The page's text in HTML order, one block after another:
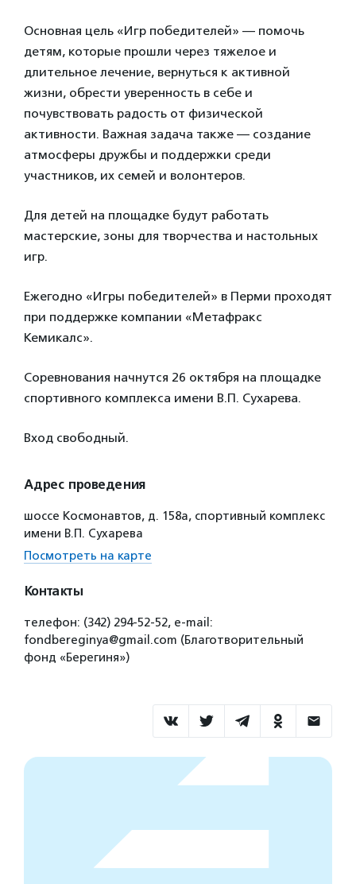
Основная цель «Игр победителей» — помочь
детям, которые прошли через тяжелое и
длительное лечение, вернуться к активной
жизни, обрести уверенность в себе и
почувствовать радость от физической
активности. Важная задача также — создание
атмосферы дружбы и поддержки среди
участников, их семей и волонтеров.
Для детей на площадке будут работать
мастерские, зоны для творчества и настольных
игр.
Ежегодно «Игры победителей» в Перми проходят
при поддержке компании «Метафракс
Кемикалс».
Соревнования начнутся 26 октября на площадке
спортивного комплекса имени В.П. Сухарева.
Вход свободный.
Адрес проведения
шоссе Космонавтов, д. 158а, спортивный комплекс
имени В.П. Сухарева
Посмотреть на карте
Контакты
телефон: (342) 294-52-52, е-mail:
fondbereginya@gmail.com (Благотворительный
фонд «Берегиня»)